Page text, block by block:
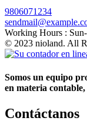
9806071234
Working Hours :
© 2023 nioland. All
Somos un equipo
en materia
Contáctanos